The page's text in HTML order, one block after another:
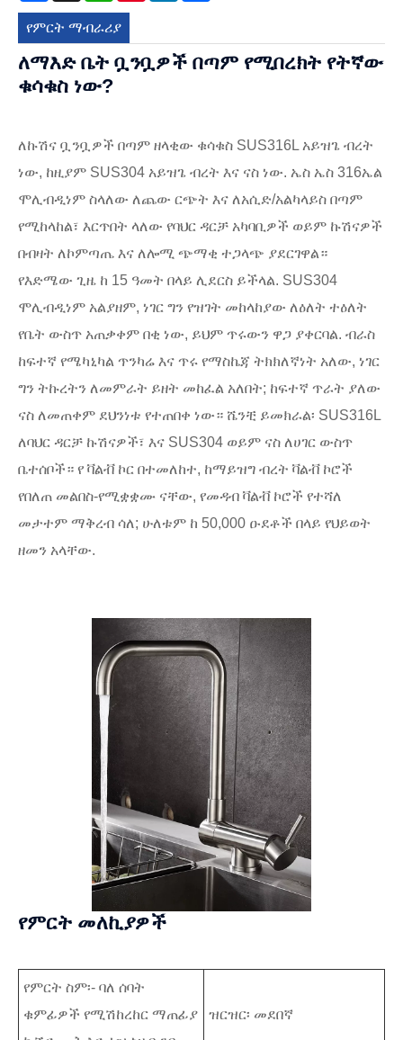
የምርት ማብራሪያ
ለማእድ ቤት ቧንቧዎች በጣም የሚበረክት የትኛው
ቁሳቁስ ነው?
ለኩሽና ቧንቧዎች በጣም ዘላቂው ቁሳቁስ SUS316L አይዝጌ ብረት
ነው, ከዚያም SUS304 አይዝጌ ብረት እና ናስ ነው. ኤስ ኤስ 316ኤል
ሞሊብዲነም ስላለው ለጨው ርጭት እና ለአሲድ/አልካላይስ በጣም
የሚከላከል፣ እርጥበት ላለው የባህር ዳርቻ አካባቢዎች ወይም ኩሽናዎች
በብዛት ለኮምጣጤ እና ለሎሚ ጭማቂ ተጋላጭ ያደርገዋል።
የእድሜው ጊዜ ከ 15 ዓመት በላይ ሊደርስ ይችላል. SUS304
ሞሊብዲነም አልያዘም, ነገር ግን የዝገት መከላከያው ለዕለት ተዕለት
የቤት ውስጥ አጠቃቀም በቂ ነው, ይህም ጥሩውን ዋጋ ያቀርባል. ብራስ
ከፍተኛ የሜካኒካል ጥንካሬ እና ጥሩ የማስኬጃ ትክክለኛነት አለው, ነገር
ግን ትኩረትን ለመምራት ይዘት መከፈል አለበት; ከፍተኛ ጥራት ያለው
ናስ ለመጠቀም ደህንነቱ የተጠበቀ ነው። ሼንቺ ይመክራል፡ SUS316L
ለባህር ዳርቻ ኩሽናዎች፣ እና SUS304 ወይም ናስ ለሀገር ውስጥ
ቤተሰቦች። የ ቫልቭ ኮር በተመለከተ, ከማይዝግ ብረት ቫልቭ ኮሮች
የበለጠ መልበስ-የሚቋቋሙ ናቸው, የመዳብ ቫልቭ ኮሮች የተሻለ
መታተም ማቅረብ ሳለ; ሁለቱም ከ 50,000 ዑደቶች በላይ የህይወት
ዘመን አላቸው.
የምርት መለኪያዎች
የምርት ስም፡- ባለ ሰባት
ቁምፊዎች የሚሽከረከር ማጠፊያ
ዝርዝር፡ መደበኛ